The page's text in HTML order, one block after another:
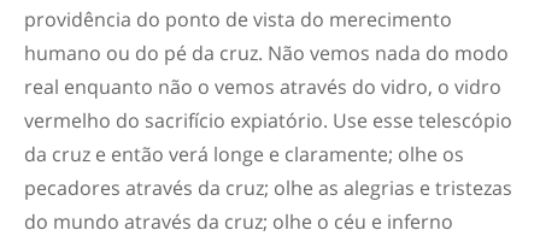
providência do ponto de vista do merecimento
humano ou do pé da cruz. Não vemos nada do modo
real enquanto não o vemos através do vidro, o vidro
vermelho do sacrifício expiatório. Use esse telescópio
da cruz e então verá longe e claramente; olhe os
pecadores através da cruz; olhe as alegrias e tristezas
do mundo através da cruz; olhe o céu e inferno